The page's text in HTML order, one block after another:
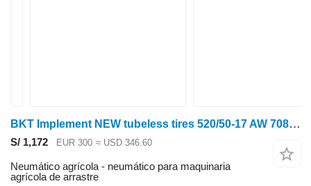
BKT Implement NEW tubeless tires 520/50-17 AW 708 162A8
S/ 1,172 EUR 300 ≈ USD 346.60
Neumático agrícola - neumático para maquinaria
agrícola de arrastre